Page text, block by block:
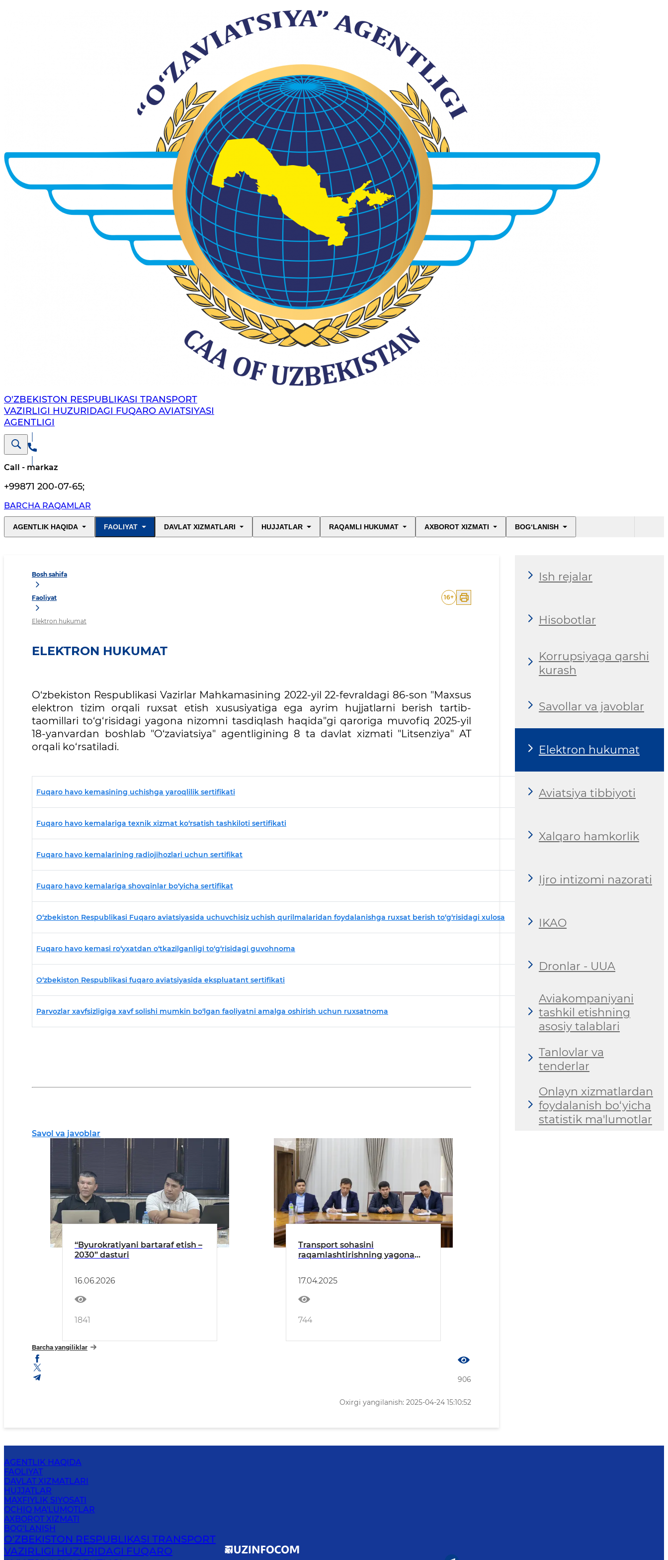
O'ZBEKISTON RESPUBLIKASI TRANSPORT
VAZIRLIGI HUZURIDAGI FUQARO AVIATSIYASI
AGENTLIGI
Call - markaz
+99871 200-07-65;
BARCHA RAQAMLAR
AGENTLIK HAQIDA FAOLIYAT DAVLAT XIZMATLARI HUJJATLAR RAQAMLI HUKUMAT AXBOROT XIZMATI BOG‘LANISH
Bosh sahifa
Faoliyat
Elektron hukumat
16+
ELEKTRON HUKUMAT
O‘zbekiston Respublikasi Vazirlar Mahkamasining 2022-yil 22-fevraldagi 86-son "Maxsus
elektron tizim orqali ruxsat etish xususiyatiga ega ayrim hujjatlarni berish tartib-
taomillari to‘g‘risidagi yagona nizomni tasdiqlash haqida"gi qaroriga muvofiq 2025-yil
18-yanvardan boshlab "O‘zaviatsiya" agentligining 8 ta davlat xizmati "Litsenziya" AT
orqali ko‘rsatiladi.
Fuqaro havo kemasining uchishga yaroqlilik sertifikati
Fuqaro havo kemalariga texnik xizmat ko‘rsatish tashkiloti sertifikati
Fuqaro havo kemalarining radiojihozlari uchun sertifikat
Fuqaro havo kemalariga shovqinlar bo‘yicha sertifikat
O‘zbekiston Respublikasi Fuqaro aviatsiyasida uchuvchisiz uchish qurilmalaridan foydalanishga ruxsat berish to‘g‘risidagi xulosa
Fuqaro havo kemasi ro‘yxatdan o‘tkazilganligi to‘g‘risidagi guvohnoma
O‘zbekiston Respublikasi fuqaro aviatsiyasida ekspluatant sertifikati
Parvozlar xavfsizligiga xavf solishi mumkin bo‘lgan faoliyatni amalga oshirish uchun ruxsatnoma
Savol va javoblar
“Byurokratiyani bartaraf etish –
2030” dasturi
16.06.2026
1841
Transport sohasini
raqamlashtirishning yagona
17.04.2025
744
Barcha yangiliklar
906
Oxirgi yangilanish: 2025-04-24 15:10:52
Ish rejalar
Hisobotlar
Korrupsiyaga qarshi
kurash
Savollar va javoblar
Elektron hukumat
Aviatsiya tibbiyoti
Xalqaro hamkorlik
Ijro intizomi nazorati
IKAO
Dronlar - UUA
Aviakompaniyani
tashkil etishning
asosiy talablari
Tanlovlar va
tenderlar
Onlayn xizmatlardan
foydalanish bo‘yicha
statistik ma'lumotlar
AGENTLIK HAQIDA
FAOLIYAT
DAVLAT XIZMATLARI
HUJJATLAR
MAXFIYLIK SIYOSATI
OCHIQ MA'LUMOTLAR
AXBOROT XIZMATI
BOG‘LANISH
O'ZBEKISTON RESPUBLIKASI TRANSPORT
VAZIRLIGI HUZURIDAGI FUQARO